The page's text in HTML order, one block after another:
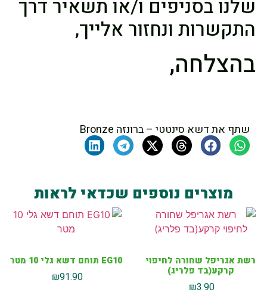
שלנו בסניפים ו/או תשאיר דרך
התקשרות ונחזור אלייך,
בהצלחה,
שתף את דשא סינטטי – ברונזה Bronze
מוצרים נוספים שכדאי לראות
רשת אגריפל שחורה לחיפוי
קרקע(בד פלריג)
₪3.90
EG10 תוחם דשא גלי 10 מטר
₪91.90